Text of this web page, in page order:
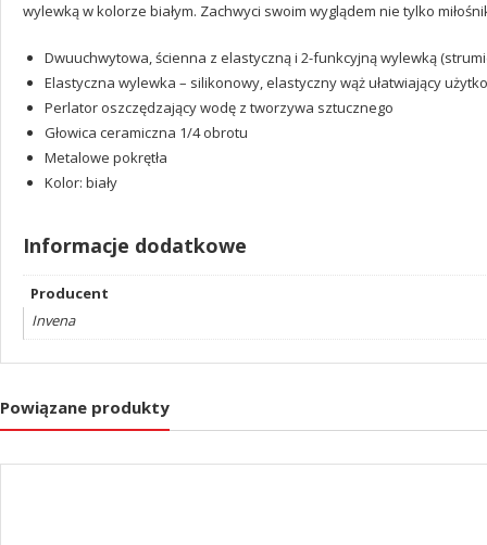
wylewką w kolorze białym. Zachwyci swoim wyglądem nie tylko
Dwuuchwytowa, ścienna z elastyczną i 2-funkcyjną wylewką
Elastyczna wylewka – silikonowy, elastyczny wąż ułatwiający
Perlator oszczędzający wodę z tworzywa sztucznego
Głowica ceramiczna 1/4 obrotu
Metalowe pokrętła
Kolor: biały
Informacje dodatkowe
Producent
Invena
Powiązane produkty